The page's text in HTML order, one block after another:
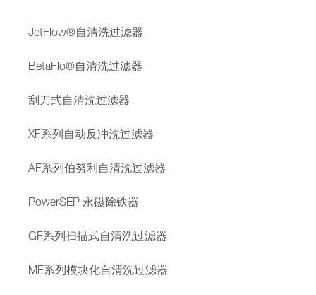
JetFlow®自清洗过滤器
BetaFlo®自清洗过滤器
刮刀式自清洗过滤器
XF系列自动反冲洗过滤器
AF系列伯努利自清洗过滤器
PowerSEP 永磁除铁器
GF系列扫描式自清洗过滤器
MF系列模块化自清洗过滤器